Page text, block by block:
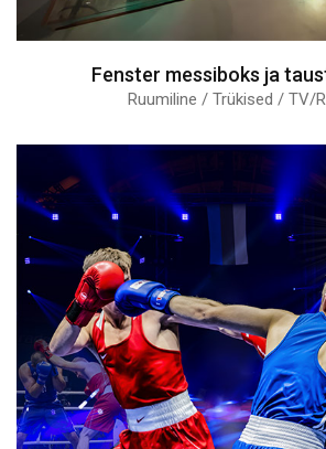
Fenster messiboks ja
Ruumiline / Trükised / TV/